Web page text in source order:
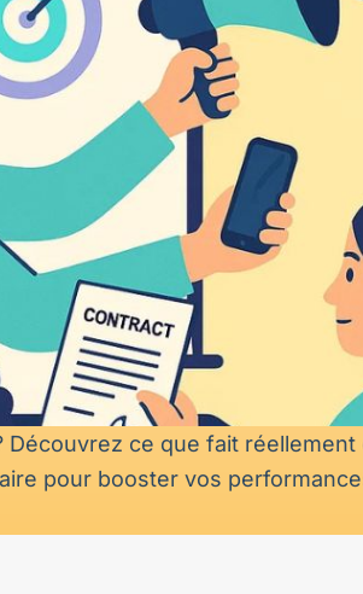
ce que fait
pour booster vos